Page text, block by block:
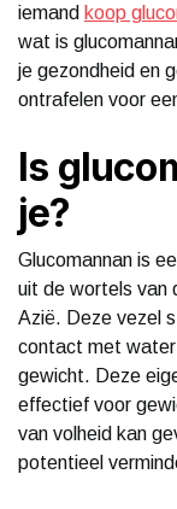
iemand koop
wat is
je gezondheid en
ontrafelen voor
Is
je?
Glucomannan is
uit de wortels van
Azië. Deze vezel
contact met
gewicht. Deze
effectief voor
van volheid kan
potentieel